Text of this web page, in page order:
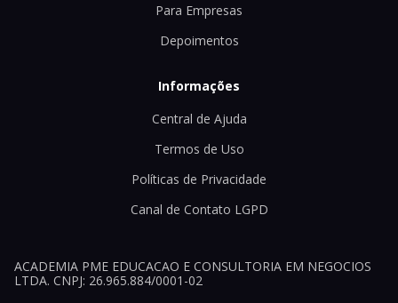
Para Empresas
Depoimentos
Informações
Central de Ajuda
Termos de Uso
Políticas de Privacidade
Canal de Contato LGPD
ACADEMIA PME EDUCACAO E CONSULTORIA EM NEGOCIOS
LTDA. CNPJ: 26.965.884/0001-02